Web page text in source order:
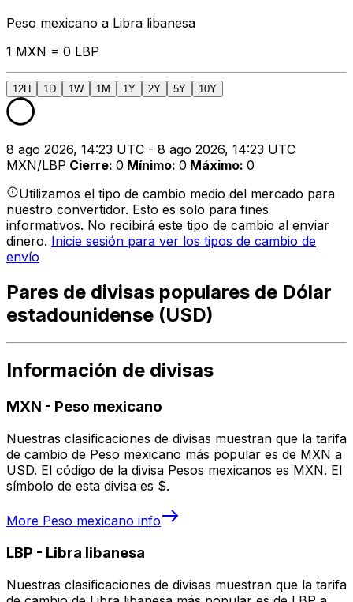
Peso mexicano a Libra libanesa
1 MXN = 0 LBP
12H 1D 1W 1M 1Y 2Y 5Y 10Y
8 ago 2026, 14:23 UTC - 8 ago 2026, 14:23 UTC
MXN/LBP Cierre: 0 Mínimo: 0 Máximo: 0
Utilizamos el tipo de cambio medio del mercado para
nuestro convertidor. Esto es solo para fines
informativos. No recibirá este tipo de cambio al enviar
dinero. Inicie sesión para ver los tipos de cambio de
envío
Pares de divisas populares de Dólar
estadounidense (USD)
Información de divisas
MXN - Peso mexicano
Nuestras clasificaciones de divisas muestran que la tarifa
de cambio de Peso mexicano más popular es de MXN a
USD. El código de la divisa Pesos mexicanos es MXN. El
símbolo de esta divisa es $.
More Peso mexicano info
LBP - Libra libanesa
Nuestras clasificaciones de divisas muestran que la tarifa